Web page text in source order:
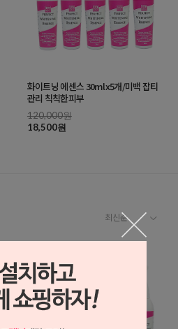
화이트닝 에센스 30mlx5개/미백 잡티
관리 칙칙한피부
120,000원
18,500원